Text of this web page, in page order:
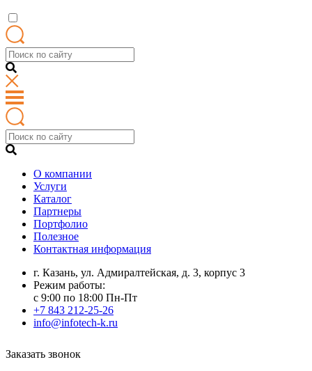
О компании
Услуги
Каталог
Партнеры
Портфолио
Полезное
Контактная информация
г. Казань, ул. Адмиралтейская, д. 3, корпус 3
Режим работы:
с 9:00 по 18:00 Пн-Пт
+7 843 212-25-26
info@infotech-k.ru
Заказать звонок